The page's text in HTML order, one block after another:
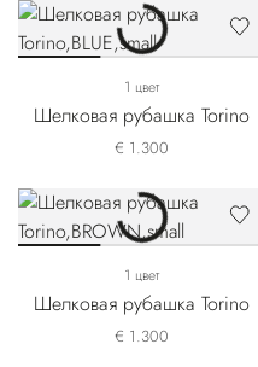
1 цвет
Шелковая рубашка Torino
€ 1.300
1 цвет
Шелковая рубашка Torino
€ 1.300